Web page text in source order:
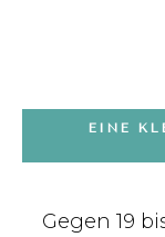
EINE
Gegen 19